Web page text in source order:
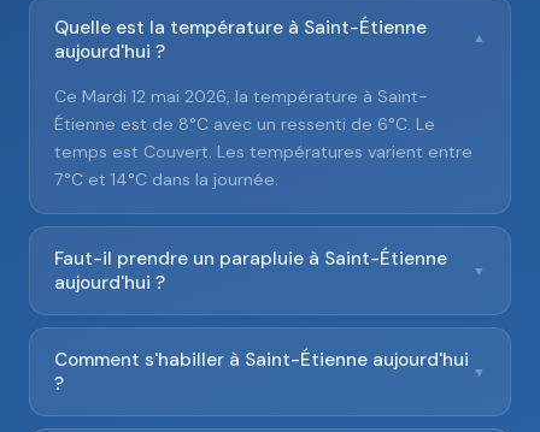
Quelle est la température à Saint-Étienne
aujourd'hui ?
▼
Ce Mardi 12 mai 2026, la température à Saint-
Étienne est de 8°C avec un ressenti de 6°C. Le
temps est Couvert. Les températures varient entre
7°C et 14°C dans la journée.
Faut-il prendre un parapluie à Saint-Étienne
aujourd'hui ?
▼
Comment s'habiller à Saint-Étienne aujourd'hui
?
▼